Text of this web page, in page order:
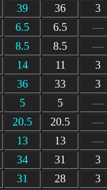
39 36 3
6.5 6.5 ―
8.5 8.5 ―
14 11 3
36 33 3
5 5 ―
20.5 20.5 ―
13 13 ―
34 31 3
31 28 3